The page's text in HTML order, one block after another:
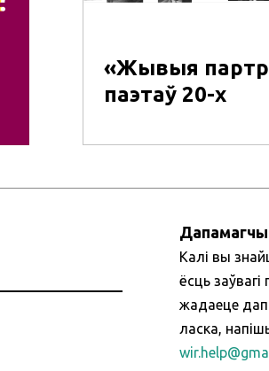
«Жывыя
паэтаў 20-х
Калі вы
ёсць
жадаеце
ласка,